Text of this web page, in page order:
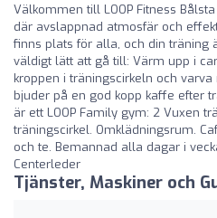
Välkommen till LOOP Fitness
där avslappnad atmosfär och
finns plats för alla, och din träning
väldigt lätt att gå till: Värm upp i
kroppen i träningscirkeln och
bjuder på en god kopp kaffe efter
är ett LOOP Family gym: 2 Vuxen
träningscirkel. Omklädningsrum.
och te. Bemannad alla dagar i
Centerleder
Tjänster, Maskiner och